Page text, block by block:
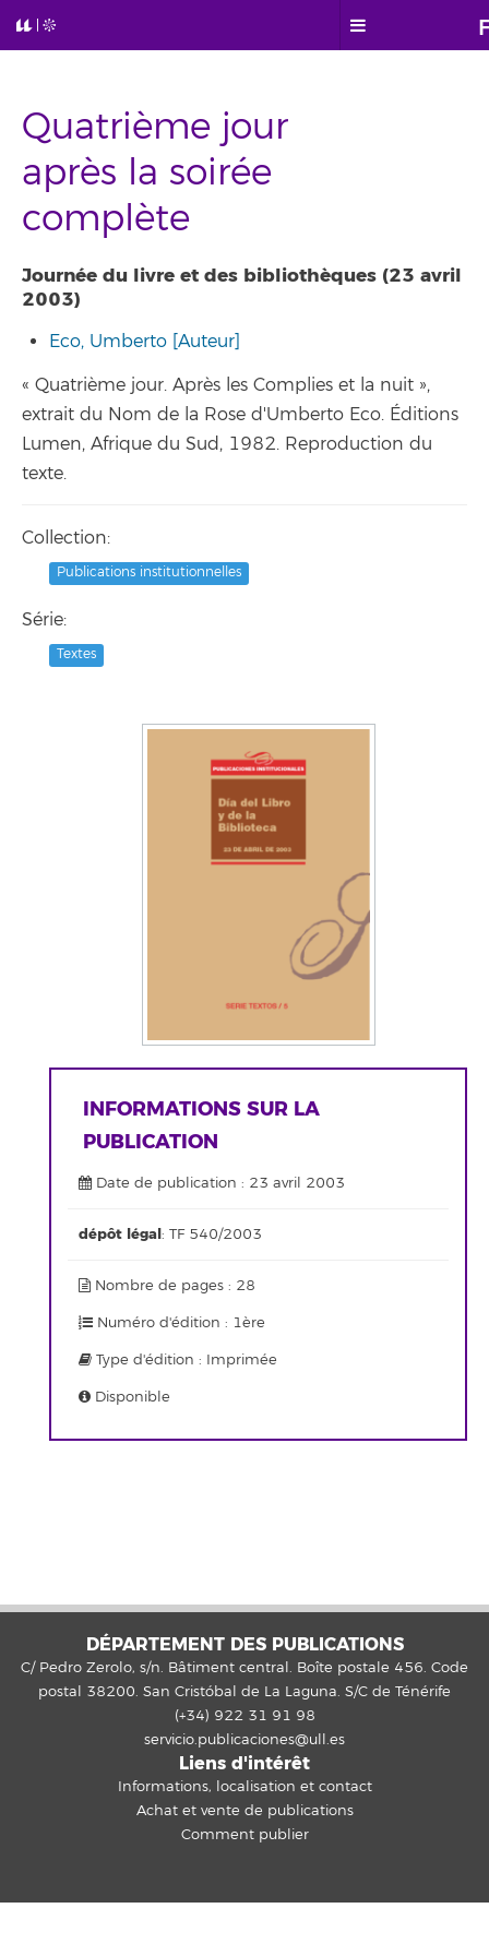
Quatrième jour
après la soirée
complète
Journée du livre et des bibliothèques (23 avril
2003)
Eco, Umberto [Auteur]
« Quatrième jour. Après les Complies et la nuit »,
extrait du Nom de la Rose d'Umberto Eco. Éditions
Lumen, Afrique du Sud, 1982. Reproduction du
texte.
Collection:
Publications institutionnelles
Série:
Textes
INFORMATIONS SUR LA
PUBLICATION
Date de publication : 23 avril 2003
dépôt légal: TF 540/2003
Nombre de pages : 28
Numéro d'édition : 1ère
Type d'édition : Imprimée
Disponible
DÉPARTEMENT DES PUBLICATIONS
C/ Pedro Zerolo, s/n. Bâtiment central. Boîte postale 456. Code
postal 38200. San Cristóbal de La Laguna. S/C de Ténérife
(+34) 922 31 91 98
servicio.publicaciones@ull.es
Liens d'intérêt
Informations, localisation et contact
Achat et vente de publications
Comment publier